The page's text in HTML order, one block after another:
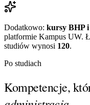
Dodatkowo: kursy BHP
platformie Kampus UW.
studiów wynosi 120.
Po studiach
Kompetencje,